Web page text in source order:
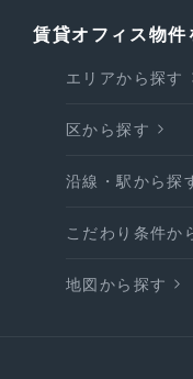
賃貸オフィス物件
エリアから探す
区から探す
沿線・駅から探
こだわり条件か
地図から探す